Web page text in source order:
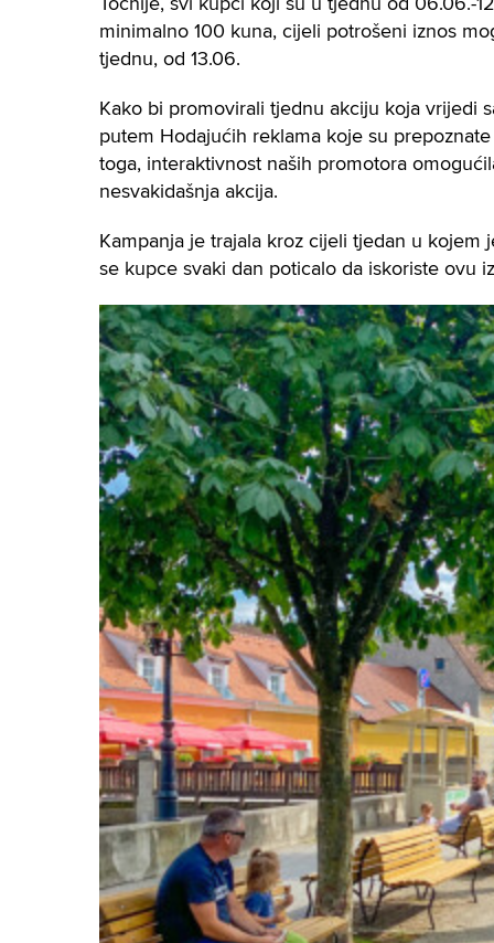
minimalno 100 kuna, cijeli potrošeni iznos
tjednu, od 13.06.
Kako bi promovirali tjednu akciju koja vrijedi
putem Hodajućih reklama koje su
toga, interaktivnost naših promotora
nesvakidašnja akcija.
Kampanja je trajala kroz cijeli tjedan u
se kupce svaki dan poticalo da iskoriste ovu